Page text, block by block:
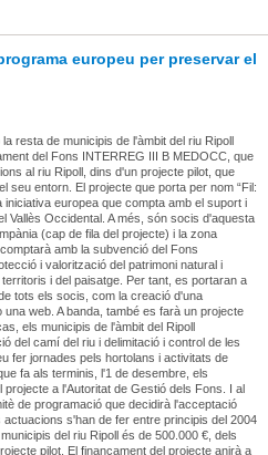
europeu per preservar el
resta de municipis de l'àmbit del riu Ripoll
del Fons INTERREG III B MEDOCC, que
al riu Ripoll, dins d'un projecte pilot, que
seu entorn. El projecte que porta per nom “Fil:
europea que compta amb el suport i
Vallès Occidental. A més, són socis d'aquesta
(cap de fila del projecte) i la zona
amb la subvenció del Fons
i valorització del patrimoni natural i
i del paisatge. Per tant, es portaran a
tots els socis, com la creació d'una
web. A banda, també es farà un projecte
els municipis de l'àmbit del Ripoll
del camí del riu i delimitació i control de les
fer jornades pels hortolans i activitats de
fa als terminis, l'1 de desembre, els
a l'Autoritat de Gestió dels Fons. I al
de programació que decidirà l'acceptació
s'han de fer entre principis del 2004
del riu Ripoll és de 500.000 €, dels
pilot. El finançament del projecte anirà a